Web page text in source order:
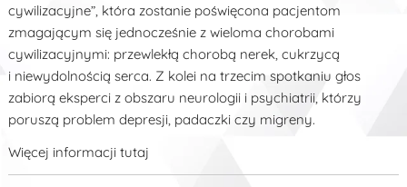
cywilizacyjne”, która zostanie poświęcona pacjentom
zmagającym się jednocześnie z wieloma chorobami
cywilizacyjnymi: przewlekłą chorobą nerek, cukrzycą
i niewydolnością serca. Z kolei na trzecim spotkaniu głos
zabiorą eksperci z obszaru neurologii i psychiatrii, którzy
poruszą problem depresji, padaczki czy migreny.
Więcej informacji tutaj